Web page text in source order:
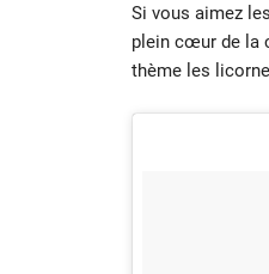
Si vous aimez
plein cœur de la
thème les